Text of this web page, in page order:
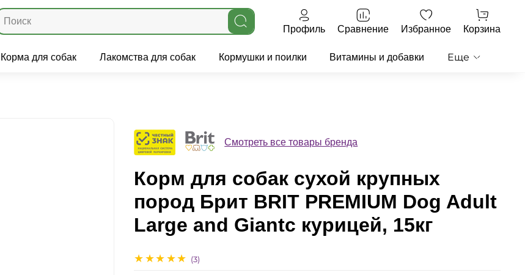
Профиль Сравнение Избранное Корзина
Корма для собак Лакомства для собак Кормушки и поилки Витамины и добавки Еще
(3)
Смотреть все товары бренда
Корм для собак сухой крупных
пород Брит BRIT PREMIUM Dog Adult
Large and Giantс курицей, 15кг